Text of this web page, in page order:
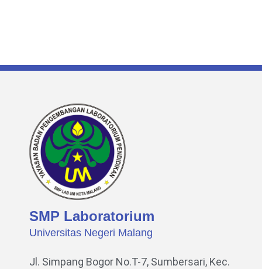
SMP Laboratorium
Universitas Negeri Malang
Jl. Simpang Bogor No.T-7, Sumbersari, Kec.